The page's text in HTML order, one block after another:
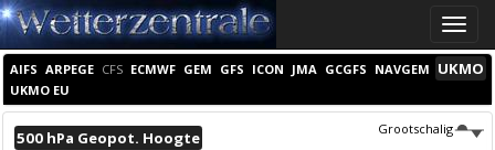
Toggle
AIFS ARPEGE CFS ECMWF GEM GFS ICON JMA GCGFS NAVGEM UKMO
UKMO EU
Grootschalig
500 hPa Geopot. Hoogte